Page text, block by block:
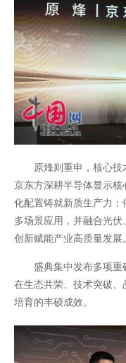
网站地图
原烽则重申，核心技术
京东方深耕半导体显示
化配置铸就新质生产力
多场景应用，并融合光
创新赋能产业高质量发展。
盛典集中发布多项重
在生态共荣、技术突破
培育的丰硕成效。